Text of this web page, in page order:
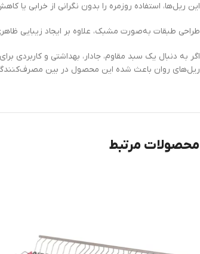
این ریل‌ها، استفاده روزمره را بدون نگرانی از خرابی یا
طراحی طبقات به‌صورت مشبک، علاوه بر ایجاد زیبایی
اگر به دنبال یک سبد مقاوم، جادار، بهداشتی و کاربردی
ریل‌های روان باعث شده این محصول در بین
محصولات مرتبط